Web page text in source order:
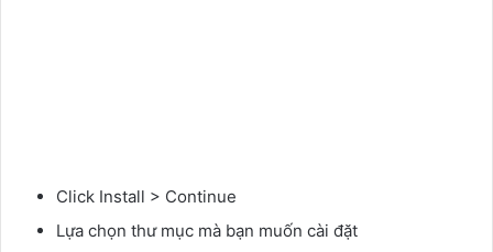
Click Install > Continue
Lựa chọn thư mục mà bạn muốn cài đặt